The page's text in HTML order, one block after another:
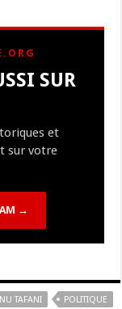
y
Li
n
d
n
es
SUR
et
sur votre
→
TAFANI
POLITIQUE